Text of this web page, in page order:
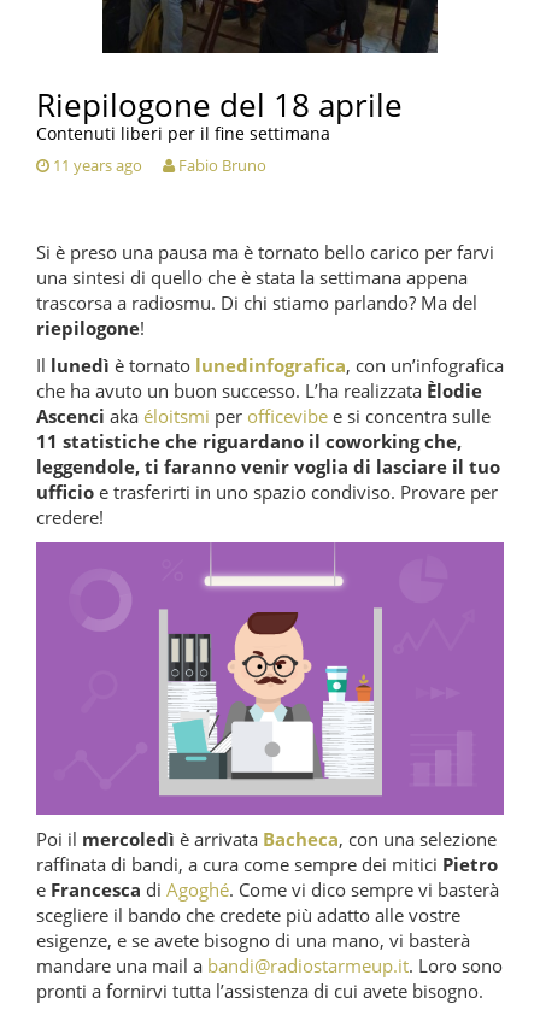
Riepilogone del 18 aprile
Contenuti liberi per il fine settimana
11 years ago Fabio Bruno
Si è preso una pausa ma è tornato bello carico per farvi
una sintesi di quello che è stata la settimana appena
trascorsa a radiosmu. Di chi stiamo parlando? Ma del
riepilogone!
Il lunedì è tornato lunedinfografica, con un’infografica
che ha avuto un buon successo. L’ha realizzata Èlodie
Ascenci aka éloitsmi per officevibe e si concentra sulle
11 statistiche che riguardano il coworking che,
leggendole, ti faranno venir voglia di lasciare il tuo
ufficio e trasferirti in uno spazio condiviso. Provare per
credere!
Poi il mercoledì è arrivata Bacheca, con una selezione
raffinata di bandi, a cura come sempre dei mitici Pietro
e Francesca di Agoghé. Come vi dico sempre vi basterà
scegliere il bando che credete più adatto alle vostre
esigenze, e se avete bisogno di una mano, vi basterà
mandare una mail a bandi@radiostarmeup.it. Loro sono
pronti a fornirvi tutta l’assistenza di cui avete bisogno.